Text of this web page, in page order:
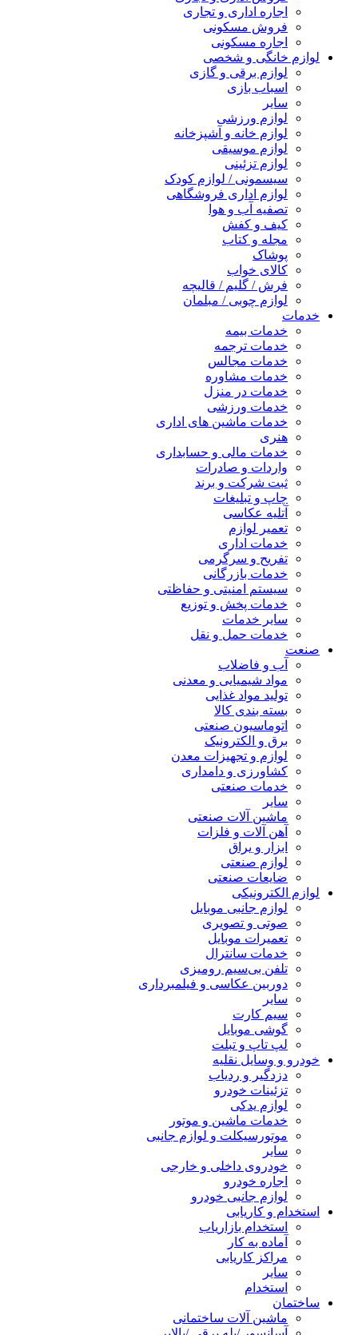
اجاره اداری و تجاری
فروش مسکونی
اجاره مسکونی
لوازم خانگی و شخصی
لوازم برقی و گازی
اسباب بازی
سایر
لوازم ورزشی
لوازم خانه و آشپزخانه
لوازم موسیقی
لوازم تزئینی
سیسمونی / لوازم کودک
لوازم اداری فروشگاهی
تصفیه آب و هوا
کیف و کفش
مجله و کتاب
پوشاک
کالای خواب
فرش / گلیم / قالیچه
لوازم چوبی / مبلمان
خدمات
خدمات بیمه
خدمات ترجمه
خدمات مجالس
خدمات مشاوره
خدمات در منزل
خدمات ورزشی
خدمات ماشین های اداری
هنری
خدمات مالی و حسابداری
واردات و صادرات
ثبت شرکت و برند
چاپ و تبلیغات
آتلیه عکاسی
تعمیر لوازم
خدمات اداری
تفریح و سرگرمی
خدمات بازرگانی
سیستم امنیتی و حفاظتی
خدمات پخش و توزیع
سایر خدمات
خدمات حمل و نقل
صنعت
آب و فاضلاب
مواد شیمیایی و معدنی
تولید مواد غذایی
بسته بندی کالا
اتوماسیون صنعتی
برق و الکترونیک
لوازم و تجهیزات معدن
کشاورزی و دامداری
خدمات صنعتی
سایر
ماشین آلات صنعتی
آهن آلات و فلزات
ابزار و یراق
لوازم صنعتی
ضایعات صنعتی
لوازم الکترونیکی
لوازم جانبی موبایل
صوتی و تصویری
تعمیرات موبایل
خدمات سانترال
تلفن بی‌سیم رومیزی
دوربین عکاسی و فیلمبرداری
سایر
سیم کارت
گوشی موبایل
لپ تاپ و تبلت
خودرو و وسایل نقلیه
دزدگیر و ردیاب
تزئینات خودرو
لوازم یدکی
خدمات ماشین و موتور
موتورسیکلت و لوازم جانبی
سایر
خودروی داخلی و خارجی
اجاره خودرو
لوازم جانبی خودرو
استخدام و کاریابی
استخدام بازاریاب
آماده به کار
مراکز کاریابی
سایر
استخدام
ساختمان
ماشین آلات ساختمانی